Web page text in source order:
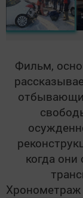
Фильм,
когда